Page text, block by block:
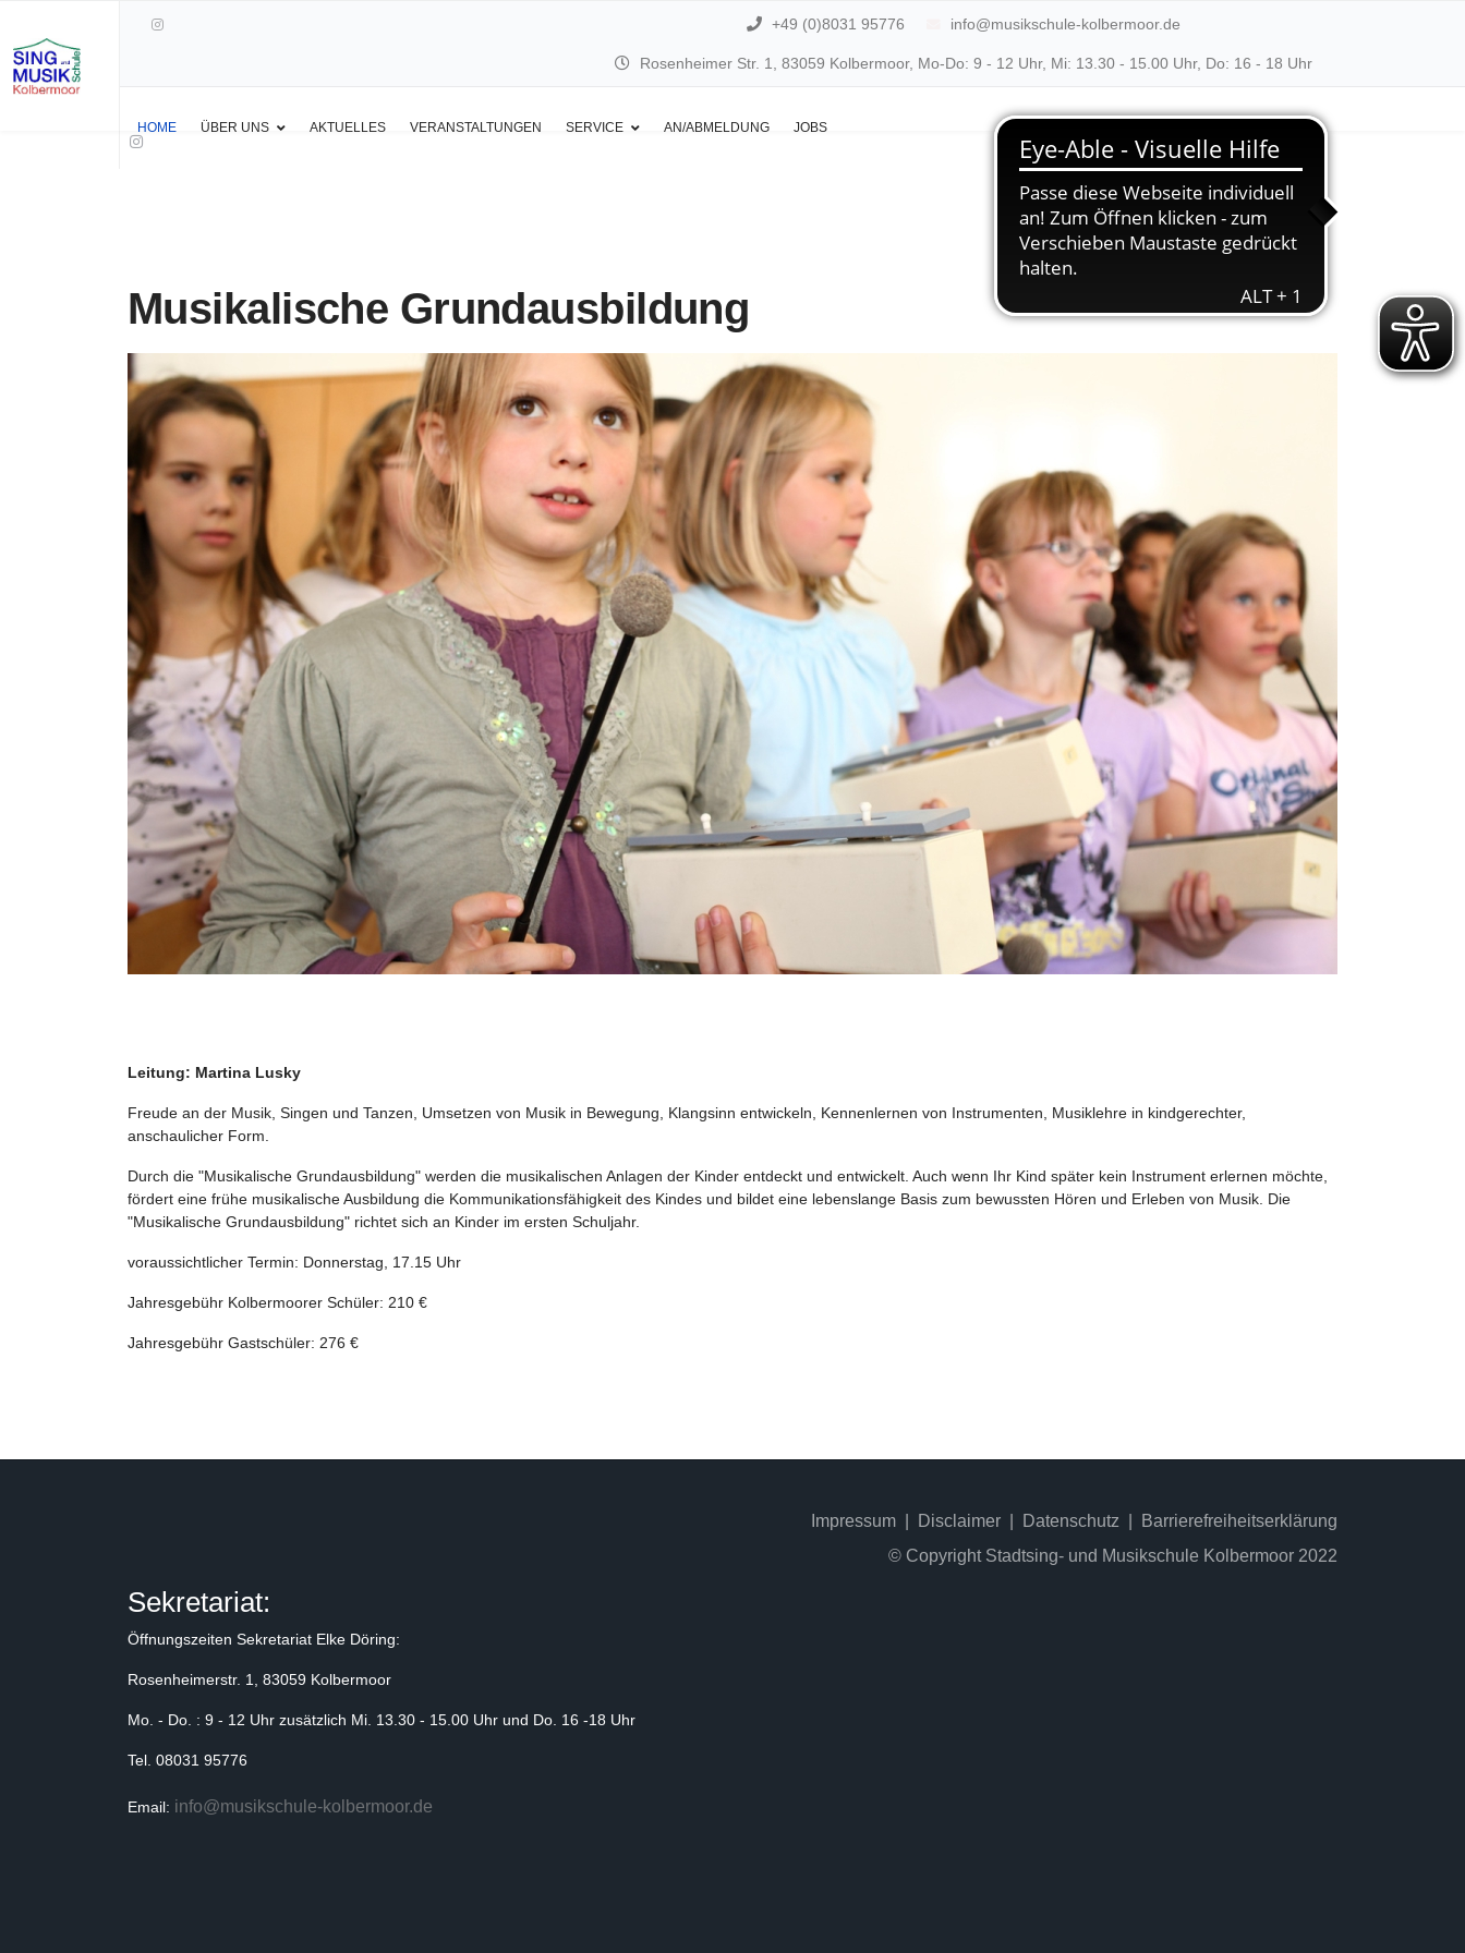
+49 (0)8031 95776 info@musikschule-kolbermoor.de
Rosenheimer Str. 1, 83059 Kolbermoor, Mo-Do: 9 - 12 Uhr, Mi: 13.30 - 15.00 Uhr, Do: 16 - 18 Uhr
HOME ÜBER UNS AKTUELLES VERANSTALTUNGEN SERVICE AN/ABMELDUNG JOBS
Musikalische Grundausbildung
Leitung: Martina Lusky
Freude an der Musik, Singen und Tanzen, Umsetzen von Musik in Bewegung, Klangsinn entwickeln, Kennenlernen von Instrumenten, Musiklehre in kindgerechter,
anschaulicher Form.
Durch die "Musikalische Grundausbildung" werden die musikalischen Anlagen der Kinder entdeckt und entwickelt. Auch wenn Ihr Kind später kein Instrument erlernen möchte,
fördert eine frühe musikalische Ausbildung die Kommunikationsfähigkeit des Kindes und bildet eine lebenslange Basis zum bewussten Hören und Erleben von Musik. Die
"Musikalische Grundausbildung" richtet sich an Kinder im ersten Schuljahr.
voraussichtlicher Termin: Donnerstag, 17.15 Uhr
Jahresgebühr Kolbermoorer Schüler: 210 €
Jahresgebühr Gastschüler: 276 €
Sekretariat:
Öffnungszeiten Sekretariat Elke Döring:
Rosenheimerstr. 1, 83059 Kolbermoor
Mo. - Do. : 9 - 12 Uhr zusätzlich Mi. 13.30 - 15.00 Uhr und Do. 16 -18 Uhr
Tel. 08031 95776
Email: info@musikschule-kolbermoor.de
Impressum Disclaimer Datenschutz
Barrierefreiheitserklärung
© Copyright Stadtsing- und Musikschule Kolbermoor 2022